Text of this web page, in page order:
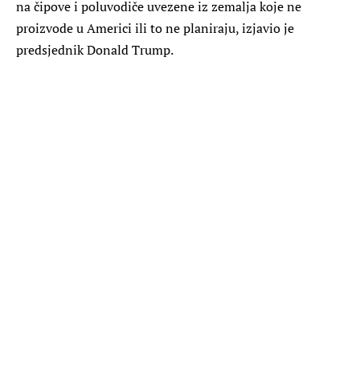
na čipove i poluvodiče uvezene iz zemalja koje ne
proizvode u Americi ili to ne planiraju, izjavio je
predsjednik Donald Trump.